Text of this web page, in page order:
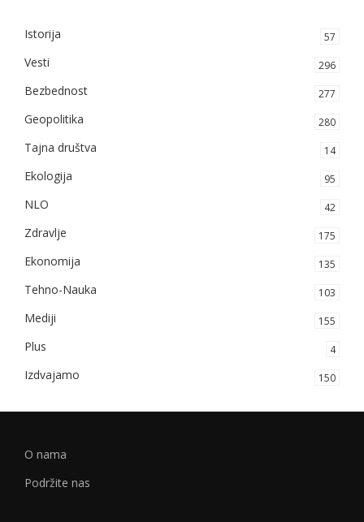
Istorija 57
Vesti 296
Bezbednost 277
Geopolitika 280
Tajna društva 14
Ekologija 95
NLO 42
Zdravlje 175
Ekonomija 135
Tehno-Nauka 103
Mediji 155
Plus 4
Izdvajamo 150
O nama
Podržite nas